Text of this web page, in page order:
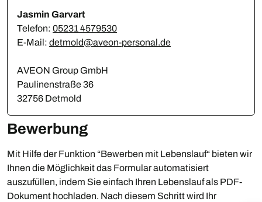
Jasmin Garvart
Telefon: 05231 4579530
E-Mail: detmold@aveon-personal.de
AVEON Group GmbH
Paulinenstraße 36
32756 Detmold
Bewerbung
Mit Hilfe der Funktion “Bewerben mit Lebenslauf“ bieten wir
Ihnen die Möglichkeit das Formular automatisiert
auszufüllen, indem Sie einfach Ihren Lebenslauf als PDF-
Dokument hochladen. Nach diesem Schritt wird Ihr